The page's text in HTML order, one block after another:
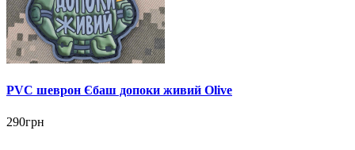
PVC шеврон Єбаш допоки живий Olive
290грн